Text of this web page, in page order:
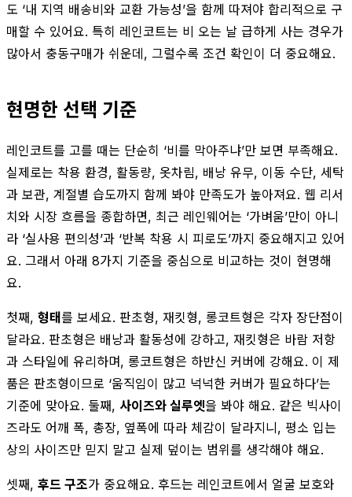
도 ‘내 지역 배송비와 교환 가능성’을 함께 따져야 합리적으로 구
매할 수 있어요. 특히 레인코트는 비 오는 날 급하게 사는 경우가
많아서 충동구매가 쉬운데, 그럴수록 조건 확인이 더 중요해요.
현명한 선택 기준
레인코트를 고를 때는 단순히 ‘비를 막아주냐’만 보면 부족해요.
실제로는 착용 환경, 활동량, 옷차림, 배낭 유무, 이동 수단, 세탁
과 보관, 계절별 습도까지 함께 봐야 만족도가 높아져요. 웹 리서
치와 시장 흐름을 종합하면, 최근 레인웨어는 ‘가벼움’만이 아니
라 ‘실사용 편의성’과 ‘반복 착용 시 피로도’까지 중요해지고 있어
요. 그래서 아래 8가지 기준을 중심으로 비교하는 것이 현명해
요.
첫째, 형태를 보세요. 판초형, 재킷형, 롱코트형은 각자 장단점이
달라요. 판초형은 배낭과 활동성에 강하고, 재킷형은 바람 저항
과 스타일에 유리하며, 롱코트형은 하반신 커버에 강해요. 이 제
품은 판초형이므로 ‘움직임이 많고 넉넉한 커버가 필요하다’는
기준에 맞아요. 둘째, 사이즈와 실루엣을 봐야 해요. 같은 빅사이
즈라도 어깨 폭, 총장, 옆폭에 따라 체감이 달라지니, 평소 입는
상의 사이즈만 믿지 말고 실제 덮이는 범위를 생각해야 해요.
셋째, 후드 구조가 중요해요. 후드는 레인코트에서 얼굴 보호와